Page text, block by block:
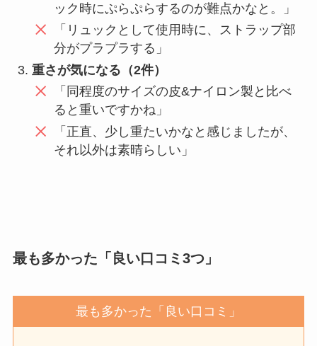
ック時にぷらぷらするのが難点かなと。」
「リュックとして使用時に、ストラップ部
分がプラプラする」
重さが気になる（2件）
「同程度のサイズの皮&ナイロン製と比べ
ると重いですかね」
「正直、少し重たいかなと感じましたが、
それ以外は素晴らしい」
最も多かった「良い口コミ3つ」
最も多かった「良い口コミ」